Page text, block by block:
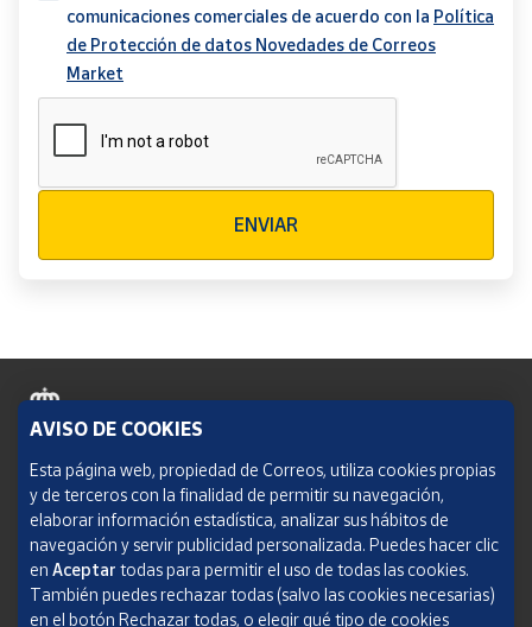
comunicaciones comerciales de acuerdo con la Política
de Protección de datos Novedades de Correos
Market
ENVIAR
Política de cookies
Aviso legal
Condiciones del servicio
Política de Privacidad Web
AVISO DE COOKIES
Esta página web, propiedad de Correos, utiliza cookies propias
y de terceros con la finalidad de permitir su navegación,
elaborar información estadística, analizar sus hábitos de
navegación y servir publicidad personalizada. Puedes hacer clic
en Aceptar todas para permitir el uso de todas las cookies.
También puedes rechazar todas (salvo las cookies necesarias)
en el botón Rechazar todas, o elegir qué tipo de cookies